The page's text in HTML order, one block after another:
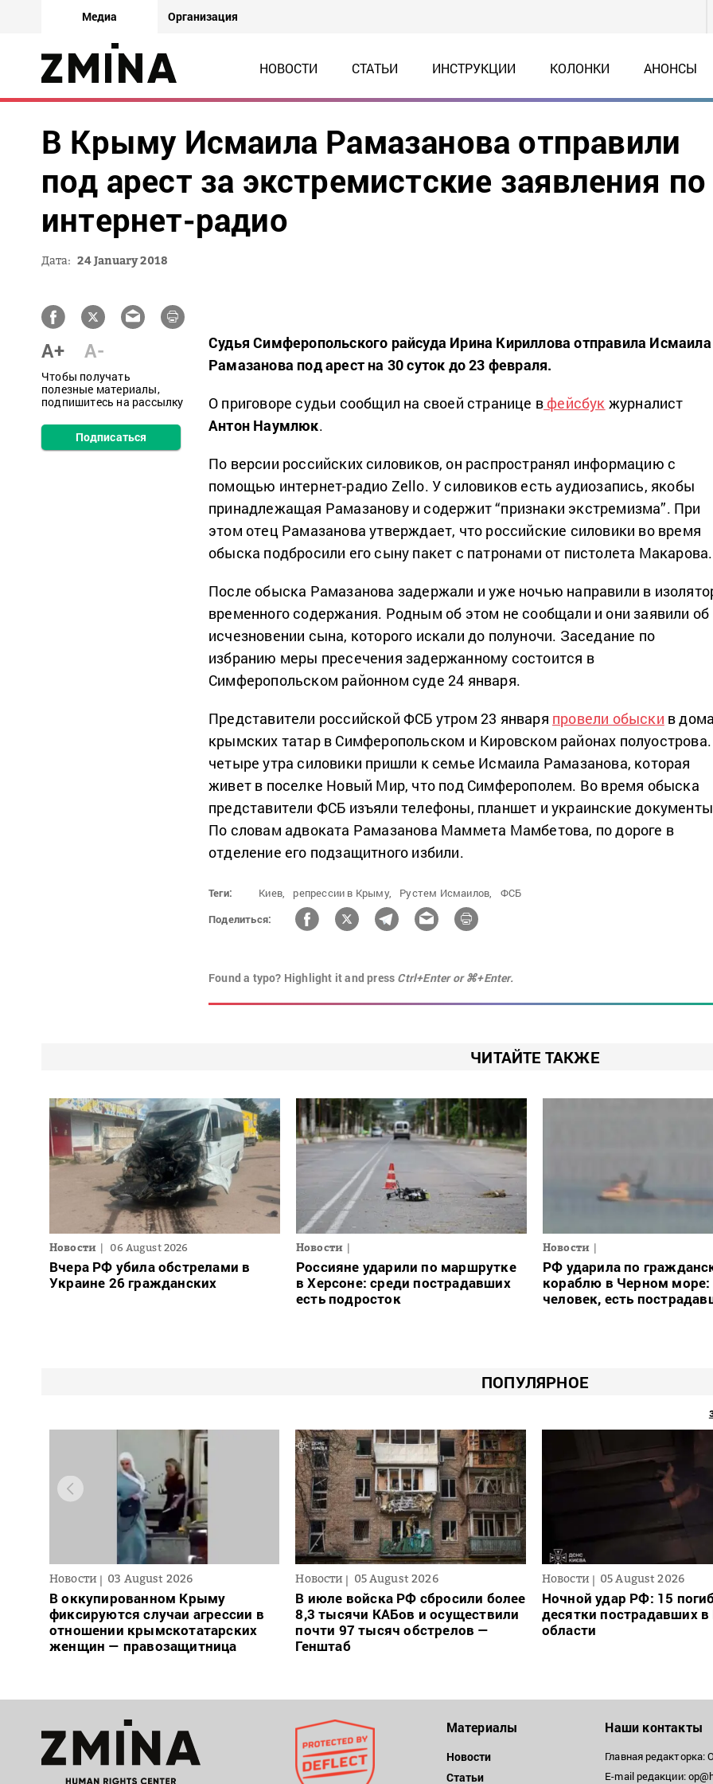
Медиа Организация
НОВОСТИ СТАТЬИ ИНСТРУКЦИИ КОЛОНКИ АНОНСЫ
В Крыму Исмаила Рамазанова отправили
под арест за экстремистские заявления по
интернет-радио
Дата: 24 January 2018
A+ A-
Чтобы получать
полезные материалы,
подпишитесь на рассылку
Подписаться
Судья Симферопольского райсуда Ирина Кириллова отправила Исмаила
Рамазанова под арест на 30 суток до 23 февраля.
О приговоре судьи сообщил на своей странице в фейсбук журналист
Антон Наумлюк.
По версии российских силовиков, он распространял информацию с
помощью интернет-радио Zello. У силовиков есть аудиозапись, якобы
принадлежащая Рамазанову и содержит “признаки экстремизма”. При
этом отец Рамазанова утверждает, что российские силовики во время
обыска подбросили его сыну пакет с патронами от пистолета Макарова.
После обыска Рамазанова задержали и уже ночью направили в
временного содержания. Родным об этом не сообщали и они заявили об
исчезновении сына, которого искали до полуночи. Заседание по
избранию меры пресечения задержанному состоится в
Симферопольском районном суде 24 января.
Представители российской ФСБ утром 23 января провели обыски в
крымских татар в Симферопольском и Кировском районах
четыре утра силовики пришли к семье Исмаила Рамазанова, которая
живет в поселке Новый Мир, что под Симферополем. Во время обыска
представители ФСБ изъяли телефоны, планшет и украинские
По словам адвоката Рамазанова Маммета Мамбетова, по дороге в
отделение его подзащитного избили.
Теги: Киев, репрессии в Крыму, Рустем Исмаилов,
ФСБ
Поделиться:
Found a typo? Highlight it and press Ctrl+Enter or ⌘+Enter.
ЧИТАЙТЕ ТАКЖЕ
Новости 06 August 2026
Вчера РФ убила обстрелами в
Украине 26 гражданских
Новости
Россияне ударили по маршрутке
в Херсоне: среди пострадавших
есть подросток
Новости
РФ ударила по
кораблю в Черном море:
человек, есть
ПОПУЛЯРНОЕ
Новости 03 August 2026
В оккупированном Крыму
фиксируются случаи агрессии в
отношении крымскотатарских
женщин — правозащитница
Новости 05 August 2026
В июле войска РФ сбросили более
8,3 тысячи КАБов и осуществили
почти 97 тысяч обстрелов —
Генштаб
Новости 05 August 2026
Ночной удар РФ: 15
десятки пострадавших в
области
Материалы
Новости
Статьи
Наши контакты
Главная редакторка:
E-mail редакции: